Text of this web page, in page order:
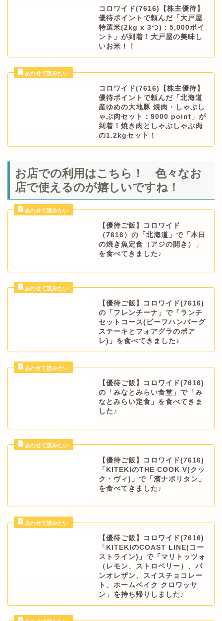
コロワイド(7616)【株主優待】
優待ポイントで頼んだ「大戸屋
特選米(2kg x 3つ)：5,000ポイ
ント」が到着！大戸屋の美味し
いお米！！
コロワイド(7616)【株主優待】
優待ポイントで頼んだ「北海道
産ゆめの大地豚 焼肉・しゃぶし
ゃぶ肉セット：9000 point」が
到着！焼き肉としゃぶしゃぶ肉
の1.2kgセット！
お店での利用はこちら！ 色々なお
店で使えるのが嬉しいですね！
【優待ご飯】コロワイド
（7616）の「北海道」で「本日
の焼き魚定食（アジの開き）」
を食べてきました♪
【優待ご飯】コロワイド(7616)
の「フレンチーナ」で「ランチ
セットコース(ビーフハンバーグ
ステーキとフォアグラのポア
レ)」を食べてきました♪
【優待ご飯】コロワイド(7616)
の「みなとみらい食堂」で「み
なとみらい定食」を食べてきま
した♪
【優待ご飯】コロワイド(7616)
「KITEKIのTHE COOK V(クッ
ク・ヴィ)」で「濱ナポリタン」
を食べてきました♪
【優待ご飯】コロワイド(7616)
「KITEKIのCOAST LINE(コー
ストライン)」で「マリトッツォ
（レモン、ストロベリー）、パ
ンオレザン、スイスチョコレー
ト、ホームベイク クロワッサ
ン」を持ち帰りしました♪